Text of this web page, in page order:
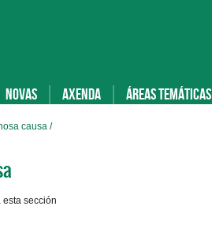
Novas Axenda Áreas temáticas
causa /
esta sección